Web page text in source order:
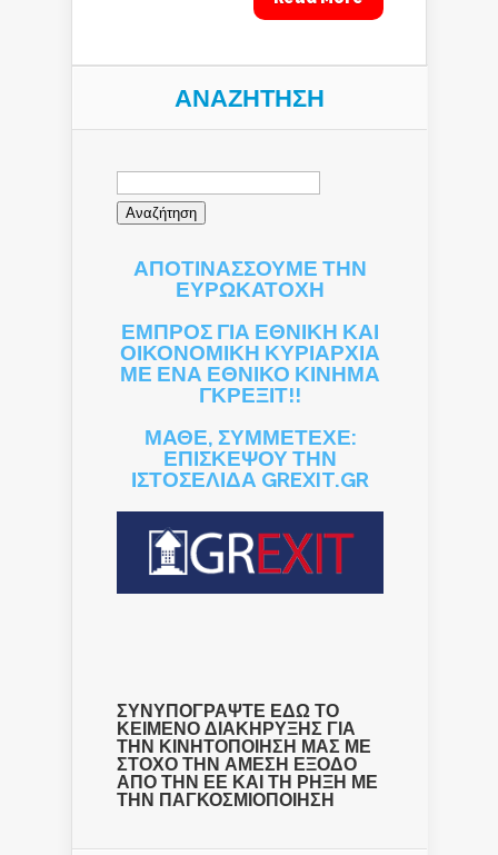
ΑΝΑΖΉΤΗΣΗ
Αναζήτηση
ΑΠΟΤΙΝΑΣΣΟΥΜΕ ΤΗΝ
ΕΥΡΩΚΑΤΟΧΗ
ΕΜΠΡΟΣ ΓΙΑ ΕΘΝΙΚΗ ΚΑΙ
ΟΙΚΟΝΟΜΙΚΗ ΚΥΡΙΑΡΧΙΑ
ΜΕ ΕΝΑ ΕΘΝΙΚΟ ΚΙΝΗΜΑ
ΓΚΡΕΞΙΤ!!
ΜΑΘΕ, ΣΥΜΜΕΤΕΧΕ:
ΕΠΙΣΚΕΨΟΥ ΤΗΝ
ΙΣΤΟΣΕΛΙΔΑ GREXIT.GR
ΣΥΝΥΠΟΓΡΑΨΤΕ ΕΔΩ ΤΟ
ΚΕΙΜΕΝΟ ΔΙΑΚΗΡΥΞΗΣ ΓΙΑ
ΤΗΝ ΚΙΝΗΤΟΠΟΙΗΣΗ ΜΑΣ ΜΕ
ΣΤΟΧΟ ΤΗΝ ΑΜΕΣΗ ΕΞΟΔΟ
ΑΠΟ ΤΗΝ ΕΕ ΚΑΙ ΤΗ ΡΗΞΗ ΜΕ
ΤΗΝ ΠΑΓΚΟΣΜΙΟΠΟΙΗΣΗ